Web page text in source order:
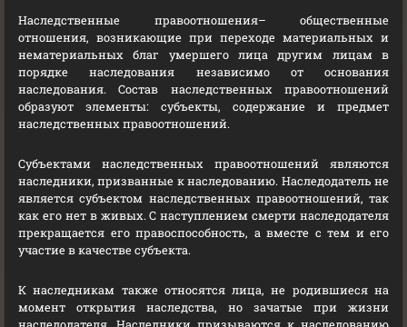
Наследственные правоотношения– общественные
отношения, возникающие при переходе материальных и
нематериальных благ умершего лица другим лицам в
порядке наследования независимо от основания
наследования. Состав наследственных правоотношений
образуют элементы: субъекты, содержание и предмет
наследственных правоотношений.
Субъектами наследственных правоотношений являются
наследники, призванные к наследованию. Наследодатель не
является субъектом наследственных правоотношений, так
как его нет в живых. С наступлением смерти наследодателя
прекращается его правоспособность, а вместе с тем и его
участие в качестве субъекта.
К наследникам также относятся лица, не родившиеся на
момент открытия наследства, но зачатые при жизни